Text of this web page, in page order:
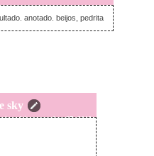
anotado. beijos, pedrita
sky
feira, setembro 27, 2018